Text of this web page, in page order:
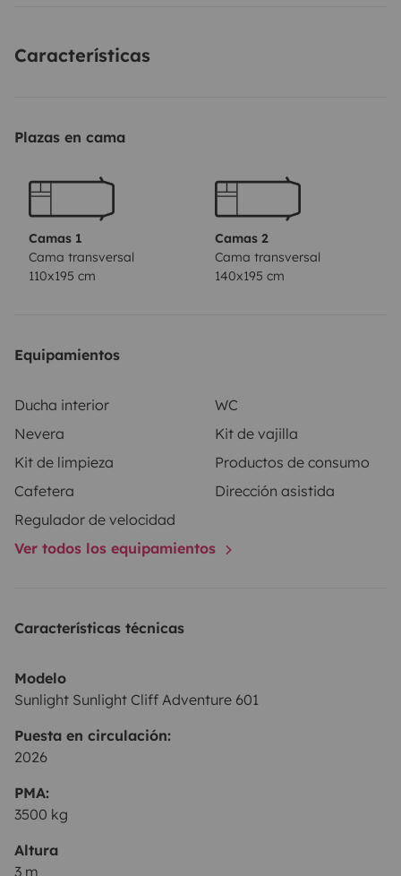
• Estado: Excelente
• Permiso: Permiso B
• Conducción: Fácil y cómoda
• Baño con ducha 🚿
• Mucho espacio de almacenamiento
• Zona de vida agradable
🍳 Equipamiento incluido
• Isofix x2
• Vajilla y utensilios
• Toldo
• Bicicletas (según disponibilidad) 🚲
• Juegos
👉 Solo tienes que llegar y disfrutar
Características
Plazas en cama
Camas 1
Cama transversal
110x195 cm
Camas 2
Cama transversal
140x195 cm
Equipamientos
Ducha interior
WC
Nevera
Kit de vajilla
Kit de limpieza
Productos de consumo
Cafetera
Dirección asistida
Regulador de velocidad
Ver todos los equipamientos
Características técnicas
Modelo
Sunlight Sunlight Cliff Adventure 601
Puesta en circulación:
2026
PMA:
3500 kg
Altura
3 m